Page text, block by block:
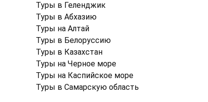
Туры в Геленджик
Туры в Абхазию
Туры на Алтай
Туры в Белоруссию
Туры в Казахстан
Туры на Черное море
Туры на Каспийское море
Туры в Самарскую область